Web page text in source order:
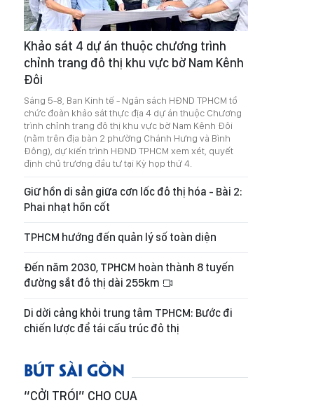
Khảo sát 4 dự án thuộc chương trình
chỉnh trang đô thị khu vực bờ Nam Kênh
Đôi
Sáng 5-8, Ban Kinh tế - Ngân sách HĐND TPHCM tổ
chức đoàn khảo sát thực địa 4 dự án thuộc Chương
trình chỉnh trang đô thị khu vực bờ Nam Kênh Đôi
(nằm trên địa bàn 2 phường Chánh Hưng và Bình
Đông), dự kiến trình HĐND TPHCM xem xét, quyết
định chủ trương đầu tư tại Kỳ họp thứ 4.
Giữ hồn di sản giữa cơn lốc đô thị hóa - Bài 2:
Phai nhạt hồn cốt
TPHCM hướng đến quản lý số toàn diện
Đến năm 2030, TPHCM hoàn thành 8 tuyến
đường sắt đô thị dài 255km
Di dời cảng khỏi trung tâm TPHCM: Bước đi
chiến lược để tái cấu trúc đô thị
BÚT SÀI GÒN
“CỞI TRÓI” CHO CUA